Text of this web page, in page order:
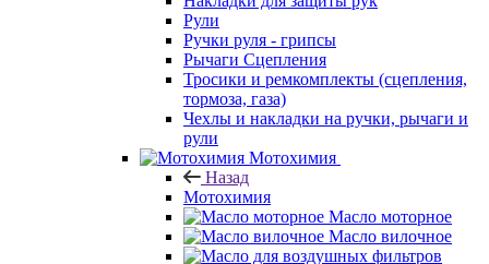
Рули
Ручки руля - грипсы
Рычаги Сцепления
Тросики и ремкомплекты (сцепления,
тормоза, газа)
Чехлы и накладки на ручки, рычаги и
рули
Мотохимия
Назад
Мотохимия
Масло моторное
Масло вилочное